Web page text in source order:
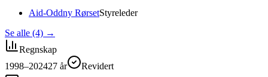
Aid-Oddny RørsetStyreleder
Se alle (4) →
Regnskap
1998–202427 år
Revidert